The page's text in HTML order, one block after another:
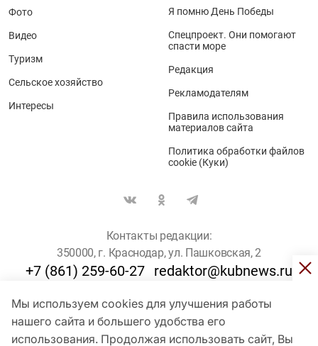
Мы используем cookies для улучшения работы
нашего сайта и большего удобства его
использования. Продолжая использовать сайт, Вы
Фото
Видео
Туризм
Сельское хозяйство
Интересы
Я помню День Победы
Спецпроект. Они помогают
спасти море
Редакция
Рекламодателям
Правила использования
материалов сайта
Политика обработки файлов
cookie (Куки)
Контакты редакции:
350000, г. Краснодар, ул. Пашковская, 2
+7 (861) 259-60-27 redaktor@kubnews.ru
Для пользователей старше 16 лет
© Кубанские Новости, 2017